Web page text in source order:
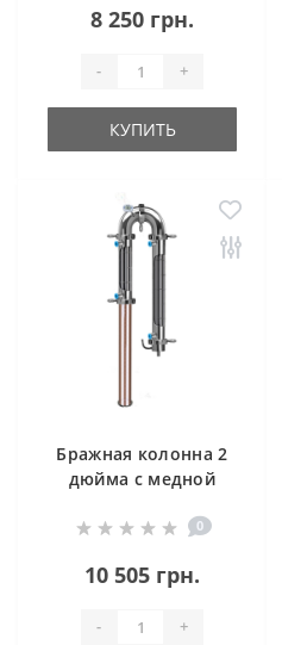
8 250 грн.
- +
КУПИТЬ
Бражная колонна 2
дюйма с медной
0
10 505 грн.
- +